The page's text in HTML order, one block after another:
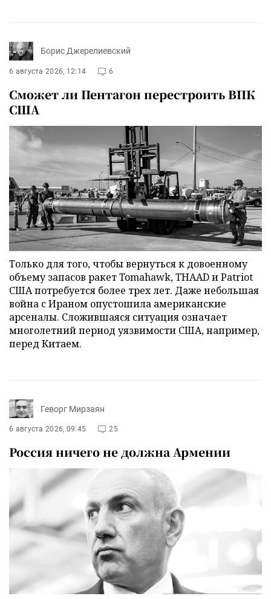
Борис Джерелиевский
6 августа 2026, 12:14 6
Сможет ли Пентагон перестроить ВПК
США
Только для того, чтобы вернуться к довоенному
объему запасов ракет Tomahawk, THAAD и Patriot
США потребуется более трех лет. Даже небольшая
война с Ираном опустошила американские
арсеналы. Сложившаяся ситуация означает
многолетний период уязвимости США, например,
перед Китаем.
Геворг Мирзаян
6 августа 2026, 09:45 25
Россия ничего не должна Армении